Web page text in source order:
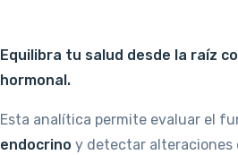
Equilibra tu salud desde la raíz
hormonal.
Esta analítica permite evaluar el
endocrino y detectar alteraciones